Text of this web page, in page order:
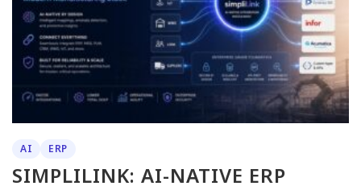
AI ERP
SIMPLILINK: AI-NATIVE ERP